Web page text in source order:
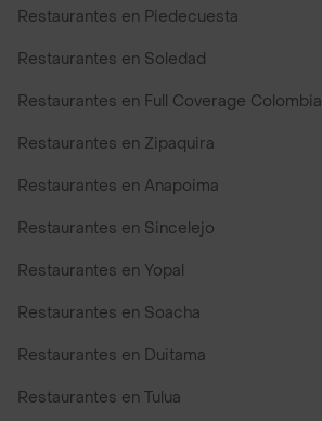
Restaurantes en Piedecuesta
Restaurantes en Soledad
Restaurantes en Full Coverage Colombia
Restaurantes en Zipaquira
Restaurantes en Anapoima
Restaurantes en Sincelejo
Restaurantes en Yopal
Restaurantes en Soacha
Restaurantes en Duitama
Restaurantes en Tulua